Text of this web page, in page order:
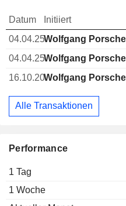
Performance
1 Tag
1 Woche
Datum Initiiert
04.04.25Wolfgang Porsche
04.04.25Wolfgang Porsche
16.10.20Wolfgang Porsche
Alle Transaktionen